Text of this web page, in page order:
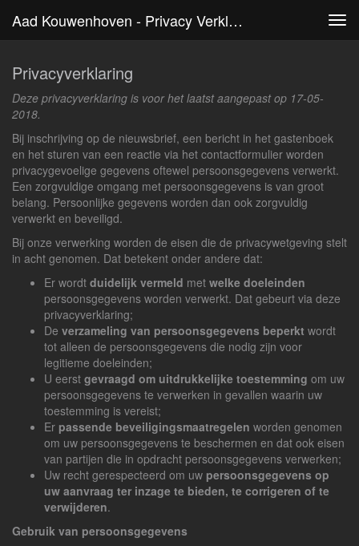
Aad Kouwenhoven - Privacy Verklaring
Privacyverklaring
Deze privacyverklaring is voor het laatst aangepast op 17-05-
2018.
Bij inschrijving op de nieuwsbrief, een bericht in het gastenboek
en het sturen van een reactie via het contactformulier worden
privacygevoelige gegevens oftewel persoonsgegevens verwerkt.
Een zorgvuldige omgang met persoonsgegevens is van groot
belang. Persoonlijke gegevens worden dan ook zorgvuldig
verwerkt en beveiligd.
Bij onze verwerking worden de eisen die de privacywetgeving stelt
in acht genomen. Dat betekent onder andere dat:
Er wordt duidelijk vermeld met welke doeleinden
persoonsgegevens worden verwerkt. Dat gebeurt via deze
privacyverklaring;
De verzameling van persoonsgegevens beperkt wordt
tot alleen de persoonsgegevens die nodig zijn voor
legitieme doeleinden;
U eerst gevraagd om uitdrukkelijke toestemming om uw
persoonsgegevens te verwerken in gevallen waarin uw
toestemming is vereist;
Er passende beveiligingsmaatregelen worden genomen
om uw persoonsgegevens te beschermen en dat ook eisen
van partijen die in opdracht persoonsgegevens verwerken;
Uw recht gerespecteerd om uw persoonsgegevens op
uw aanvraag ter inzage te bieden, te corrigeren of te
verwijderen.
Gebruik van persoonsgegevens